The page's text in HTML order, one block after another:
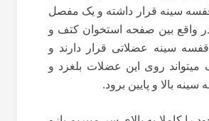
سینه قرار داشته و یک مفصل
واقع بین صفحه استخوان کتف و
سینه عضلاتی قرار دارند و
میتواند روی این عضلات بلغزد و
بالا و پایین برود.